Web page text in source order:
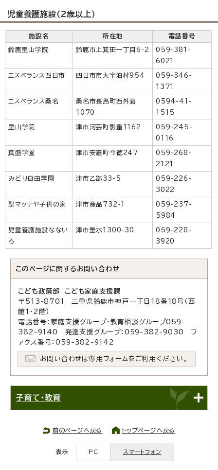
児童養護施設（2歳以上）
施設名 所在地 電話番号
鈴鹿里山学院 鈴鹿市上箕田一丁目6-2
059-381-
6021
エスペランス四日市 四日市市大字泊村954
059-346-
1371
エスペランス桑名
桑名市長島町西外面
1070
0594-41-
1515
里山学院 津市河芸町影重1162
059-245-
0116
真盛学園 津市安濃町今徳247
059-268-
2121
みどり自由学園 津市乙部33-5
059-226-
3022
聖マッテヤ子供の家 津市産品732-1
059-237-
5984
児童養護施設なない
ろ
津市垂水1300-30
059-228-
3920
このページに関する お問い合わせ
こども政策部 こども家庭支援課
〒513-8701 三重県鈴鹿市神戸一丁目18番18号（西
館1・2階）
電話番号：家庭支援グループ・教育相談グループ059-
382-9140 発達支援グループ：059-382-9030 フ
ァクス番号：059-382-9142
お問い合わせは専用フォームをご利用ください。
子育て・教育
前のページへ戻る トップページへ戻る
表示 PC スマートフォン